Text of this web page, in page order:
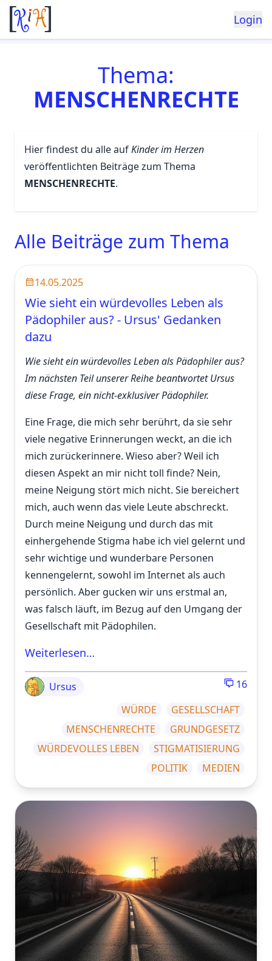
Login
Thema:
MENSCHENRECHTE
Hier findest du alle aufKinder im Herzen
veröffentlichten Beiträge zum Thema
MENSCHENRECHTE.
Alle Beiträge zum Thema
14.05.2025
Wie sieht ein würdevolles Leben als
Pädophiler aus? - Ursus' Gedanken
dazu
Wie sieht ein würdevolles Leben als Pädophiler aus?
Im nächsten Teil unserer Reihe beantwortet Ursus
diese Frage, ein nicht-exklusiver Pädophiler.
Eine Frage, die mich sehr berührt, da sie sehr
viele negative Erinnerungen weckt, an die ich
mich zurückerinnere. Wieso aber? Weil ich
diesen Aspekt an mir nicht toll finde? Nein,
meine Neigung stört mich nicht. Sie bereichert
mich, auch wenn das viele Leute abschreckt.
Durch meine Neigung und durch das mit
einhergehende Stigma habe ich viel gelernt und
sehr wichtige und wunderbare Personen
kennengelernt, sowohl im Internet als auch
persönlich. Aber gucken wir uns erstmal an,
was falsch läuft, im Bezug auf den Umgang der
Gesellschaft mit Pädophilen.
Weiterlesen…
Ursus
16
WÜRDE
GESELLSCHAFT
MENSCHENRECHTE
GRUNDGESETZ
WÜRDEVOLLES LEBEN
STIGMATISIERUNG
POLITIK
MEDIEN